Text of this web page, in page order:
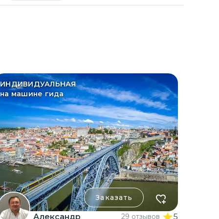
ИНДИВИДУАЛЬНАЯ
на машине гида
Заказать
Александр 29 отзывов 5